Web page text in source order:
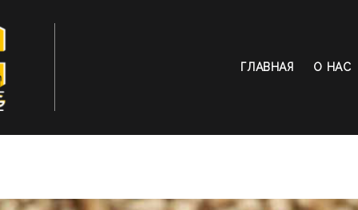
ГЛАВНАЯ О НАС